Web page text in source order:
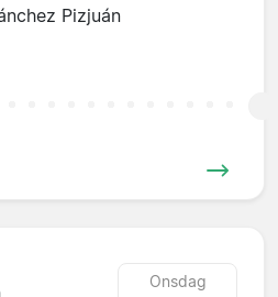
Pizjuán
Onsdag